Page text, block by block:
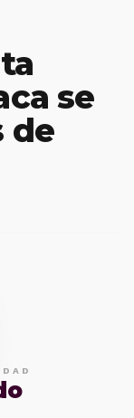
se
de